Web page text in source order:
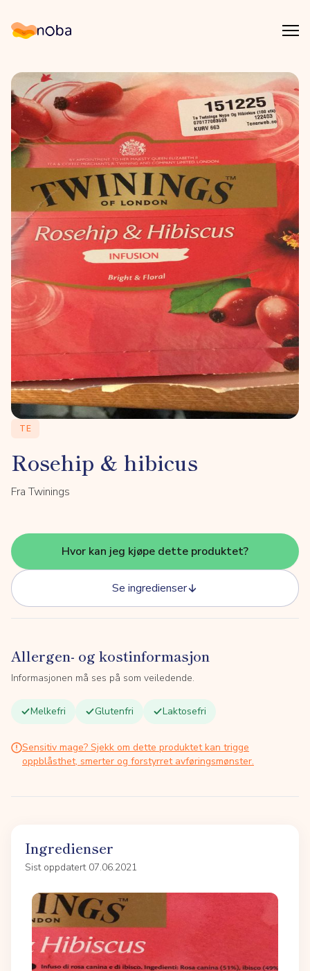
Noba
TE
Rosehip & hibicus
Fra Twinings
Hvor kan jeg kjøpe dette produktet?
Se ingredienser
Allergen- og kostinformasjon
Informasjonen må ses på som veiledende.
Melkefri Glutenfri Laktosefri
Sensitiv mage? Sjekk om dette produktet kan trigge
oppblåsthet, smerter og forstyrret avføringsmønster.
Ingredienser
Sist oppdatert 07.06.2021